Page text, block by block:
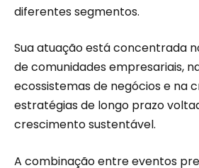
diferentes segmentos.
Sua atuação está concentrada
de comunidades empresariais,
ecossistemas de negócios e na
estratégias de longo prazo
crescimento sustentável.
A combinação entre eventos